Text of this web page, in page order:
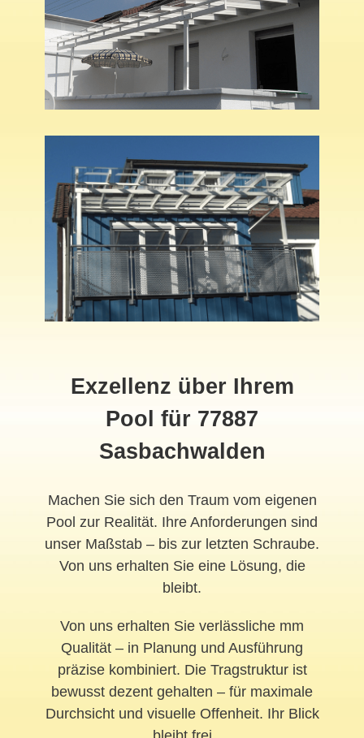
Exzellenz über Ihrem
Pool für 77887
Sasbachwalden
Machen Sie sich den Traum vom eigenen
Pool zur Realität. Ihre Anforderungen sind
unser Maßstab – bis zur letzten Schraube.
Von uns erhalten Sie eine Lösung, die
bleibt.
Von uns erhalten Sie verlässliche mm
Qualität – in Planung und Ausführung
präzise kombiniert. Die Tragstruktur ist
bewusst dezent gehalten – für maximale
Durchsicht und visuelle Offenheit. Ihr Blick